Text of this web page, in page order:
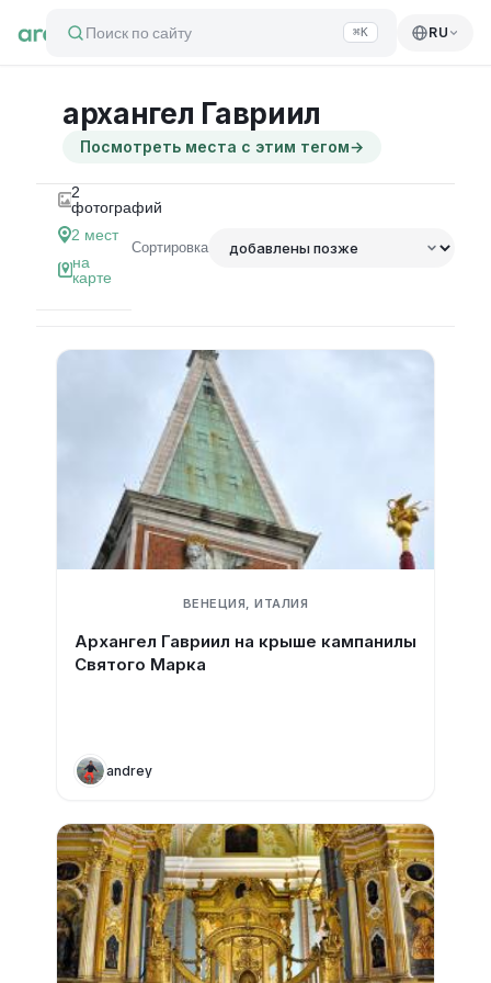
Поиск по сайту ⌘K RU
архангел Гавриил
Посмотреть места с этим тегом→
2
фотографий
2 мест
на
карте
Сортировка
ВЕНЕЦИЯ, ИТАЛИЯ
Архангел Гавриил на крыше кампанилы
Святого Марка
andrey